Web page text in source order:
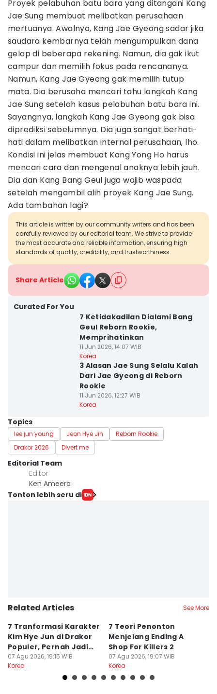
Proyek pelabuhan batu bara yang ditangani Kang
Jae Sung membuat melibatkan perusahaan
mertuanya. Awalnya, Kang Jae Gyeong sadar jika
saudara kembarnya telah mengumpulkan dana
gelap di beberapa rekening. Namun, dia gak ikut
campur dan memilih fokus pada rencananya.
Namun, Kang Jae Gyeong gak memilih tutup
mata. Dia berusaha mencari tahu langkah Kang
Jae Sung setelah kasus pelabuhan batu bara ini.
Sayangnya, langkah Kang Jae Gyeong gak bisa
diprediksi sebelumnya. Dia juga sangat berhati-
hati dalam melibatkan internal perusahaan, lho.
Kondisi ini jelas membuat Kang Yong Ho harus
mencari cara dan mengenal anaknya lebih jauh.
Dia dan Kang Bang Geul juga wajib waspada
setelah mengambil alih proyek Kang Jae Sung.
Ada tambahan lagi?
This article is written by our community writers and has been
carefully reviewed by our editorial team. We strive to provide
the most accurate and reliable information, ensuring high
standards of quality, credibility, and trustworthiness.
Share Article
Curated For You
7 Ketidakadilan Dialami Bang
Geul Reborn Rookie,
Memprihatinkan
11 Jun 2026, 14:07 WIB
Korea
3 Alasan Jae Sung Selalu Kalah
Dari Jae Gyeong di Reborn
Rookie
11 Jun 2026, 12:27 WIB
Korea
Topics
lee jun young Jeon Hye Jin
Reborn Rookie
Drakor 2026
Divert me
Editorial Team
Editor
Ken Ameera
Tonton lebih seru di
Related Articles See More
7 Tranformasi Karakter
Kim Hye Jun di Drakor
Populer, Pernah Jadi
Ratu
07 Agu 2026, 19:15 WIB
Korea
7 Teori Penonton
Menjelang Ending A
Shop For Killers 2
07 Agu 2026, 19:07 WIB
Korea